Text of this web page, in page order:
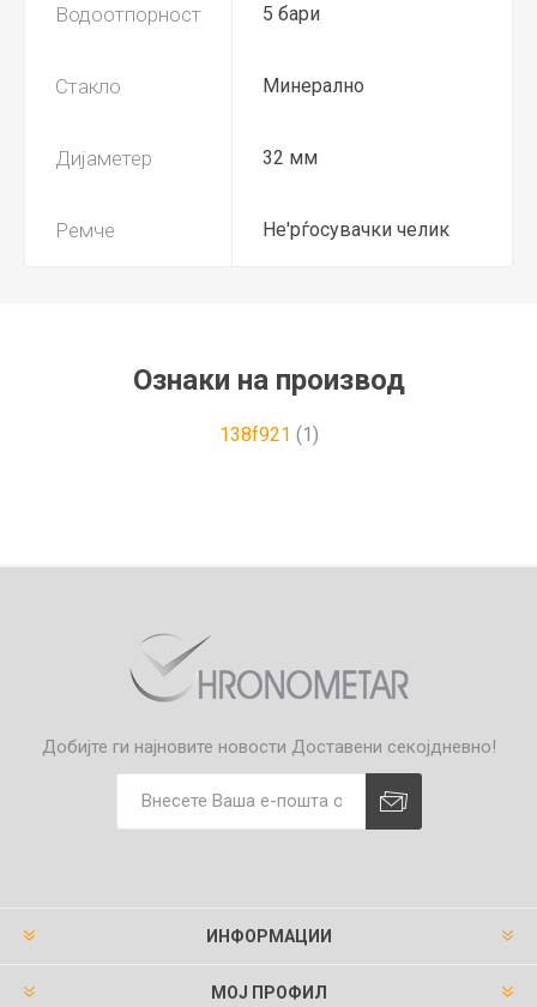
Водоотпорност 5 бари
Стакло Минерално
Дијаметер 32 мм
Ремче Не'рѓосувачки челик
Ознаки на производ
138f921 (1)
Добијте ги најновите новости Доставени секојдневно!
ИНФОРМАЦИИ
МОЈ ПРОФИЛ